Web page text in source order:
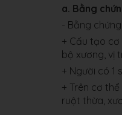
a. Bằng
- Bằng
+ Cấu tạo
bộ xương, vị
+ Người có 1
+ Trên cơ
ruột thừa,